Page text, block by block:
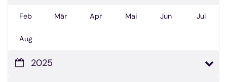
Feb Mär Apr Mai Jun Jul
Aug
2025